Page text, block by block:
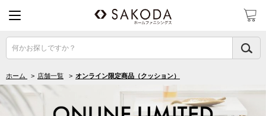
何かお探しですか？
ホーム > 店舗一覧 > オンライン限定商品（クッション）